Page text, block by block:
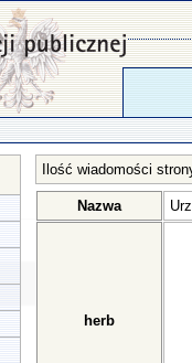
Ilość wiadomości
Nazwa
herb